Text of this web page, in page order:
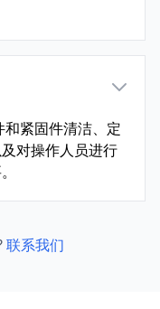
紧固件清洁、定
对操作人员进行
联系我们